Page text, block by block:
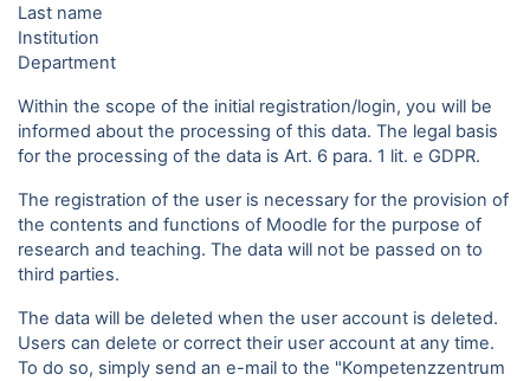
Last name
Institution
Department
Within the scope of the initial registration/login, you will be
informed about the processing of this data. The legal basis
for the processing of the data is Art. 6 para. 1 lit. e GDPR.
The registration of the user is necessary for the provision of
the contents and functions of Moodle for the purpose of
research and teaching. The data will not be passed on to
third parties.
The data will be deleted when the user account is deleted.
Users can delete or correct their user account at any time.
To do so, simply send an e-mail to the "Kompetenzzentrum